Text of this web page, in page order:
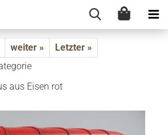
weiter »
Letzter »
aus Eisen rot